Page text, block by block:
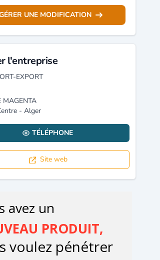
UNE MODIFICATION
l'entreprise
EXPORT
MAGENTA
- Alger
TÉLÉPHONE
Site web